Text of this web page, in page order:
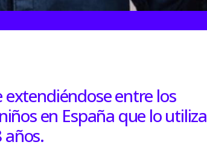
extendiéndose entre los
en España que lo utiliza
años.